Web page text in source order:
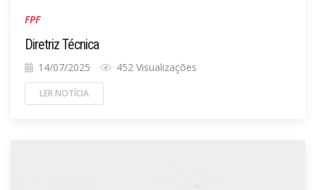
FPF
Diretriz Técnica
14/07/2025 452 Visualizações
LER NOTÍCIA